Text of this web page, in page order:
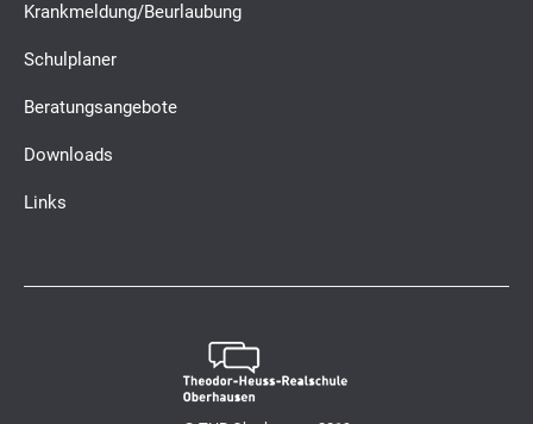
Krankmeldung/Beurlaubung
Schulplaner
Beratungsangebote
Downloads
Links